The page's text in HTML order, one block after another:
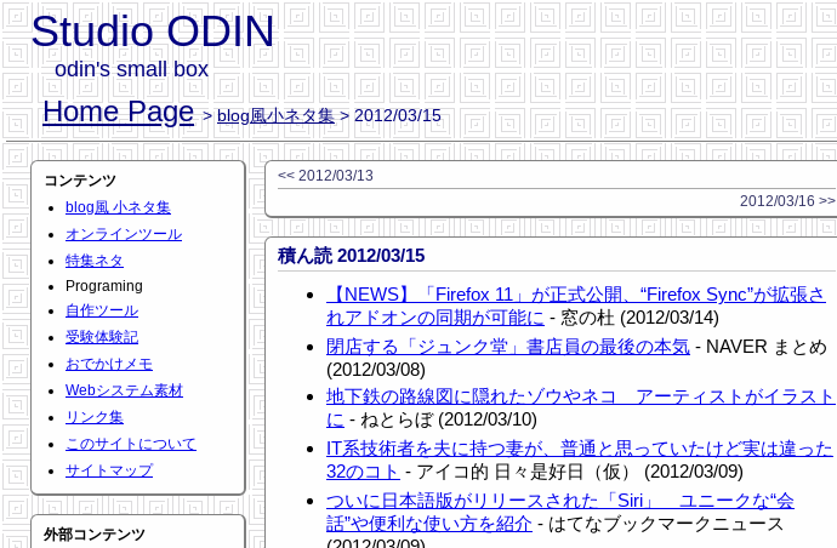
Studio ODIN
odin's small box
Home Page >blog風小ネタ集> 2012/03/15
コンテンツ
blog風 小ネタ集
オンラインツール
特集ネタ
Programing
自作ツール
受験体験記
おでかけメモ
Webシステム素材
リンク集
このサイトについて
サイトマップ
外部コンテンツ
<< 2012/03/13
2012/03/16 >>
積ん読 2012/03/15
【NEWS】「Firefox 11」が正式公開、“Firefox Sync”が拡張さ
れアドオンの同期が可能に - 窓の杜 (2012/03/14)
閉店する「ジュンク堂」書店員の最後の本気 - NAVER まとめ
(2012/03/08)
地下鉄の路線図に隠れたゾウやネコ アーティストがイラスト
に - ねとらぼ (2012/03/10)
IT系技術者を夫に持つ妻が、普通と思っていたけど実は違った
32のコト - アイコ的 日々是好日（仮） (2012/03/09)
ついに日本語版がリリースされた「Siri」 ユニークな“会
話”や便利な使い方を紹介 - はてなブックマークニュース